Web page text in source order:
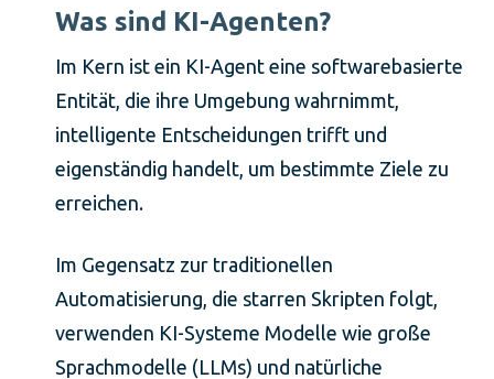
Was sind KI-Agenten?
Im Kern ist ein KI-Agent eine softwarebasierte
Entität, die ihre Umgebung wahrnimmt,
intelligente Entscheidungen trifft und
eigenständig handelt, um bestimmte Ziele zu
erreichen.
Im Gegensatz zur traditionellen
Automatisierung, die starren Skripten folgt,
verwenden KI-Systeme Modelle wie große
Sprachmodelle (LLMs) und natürliche